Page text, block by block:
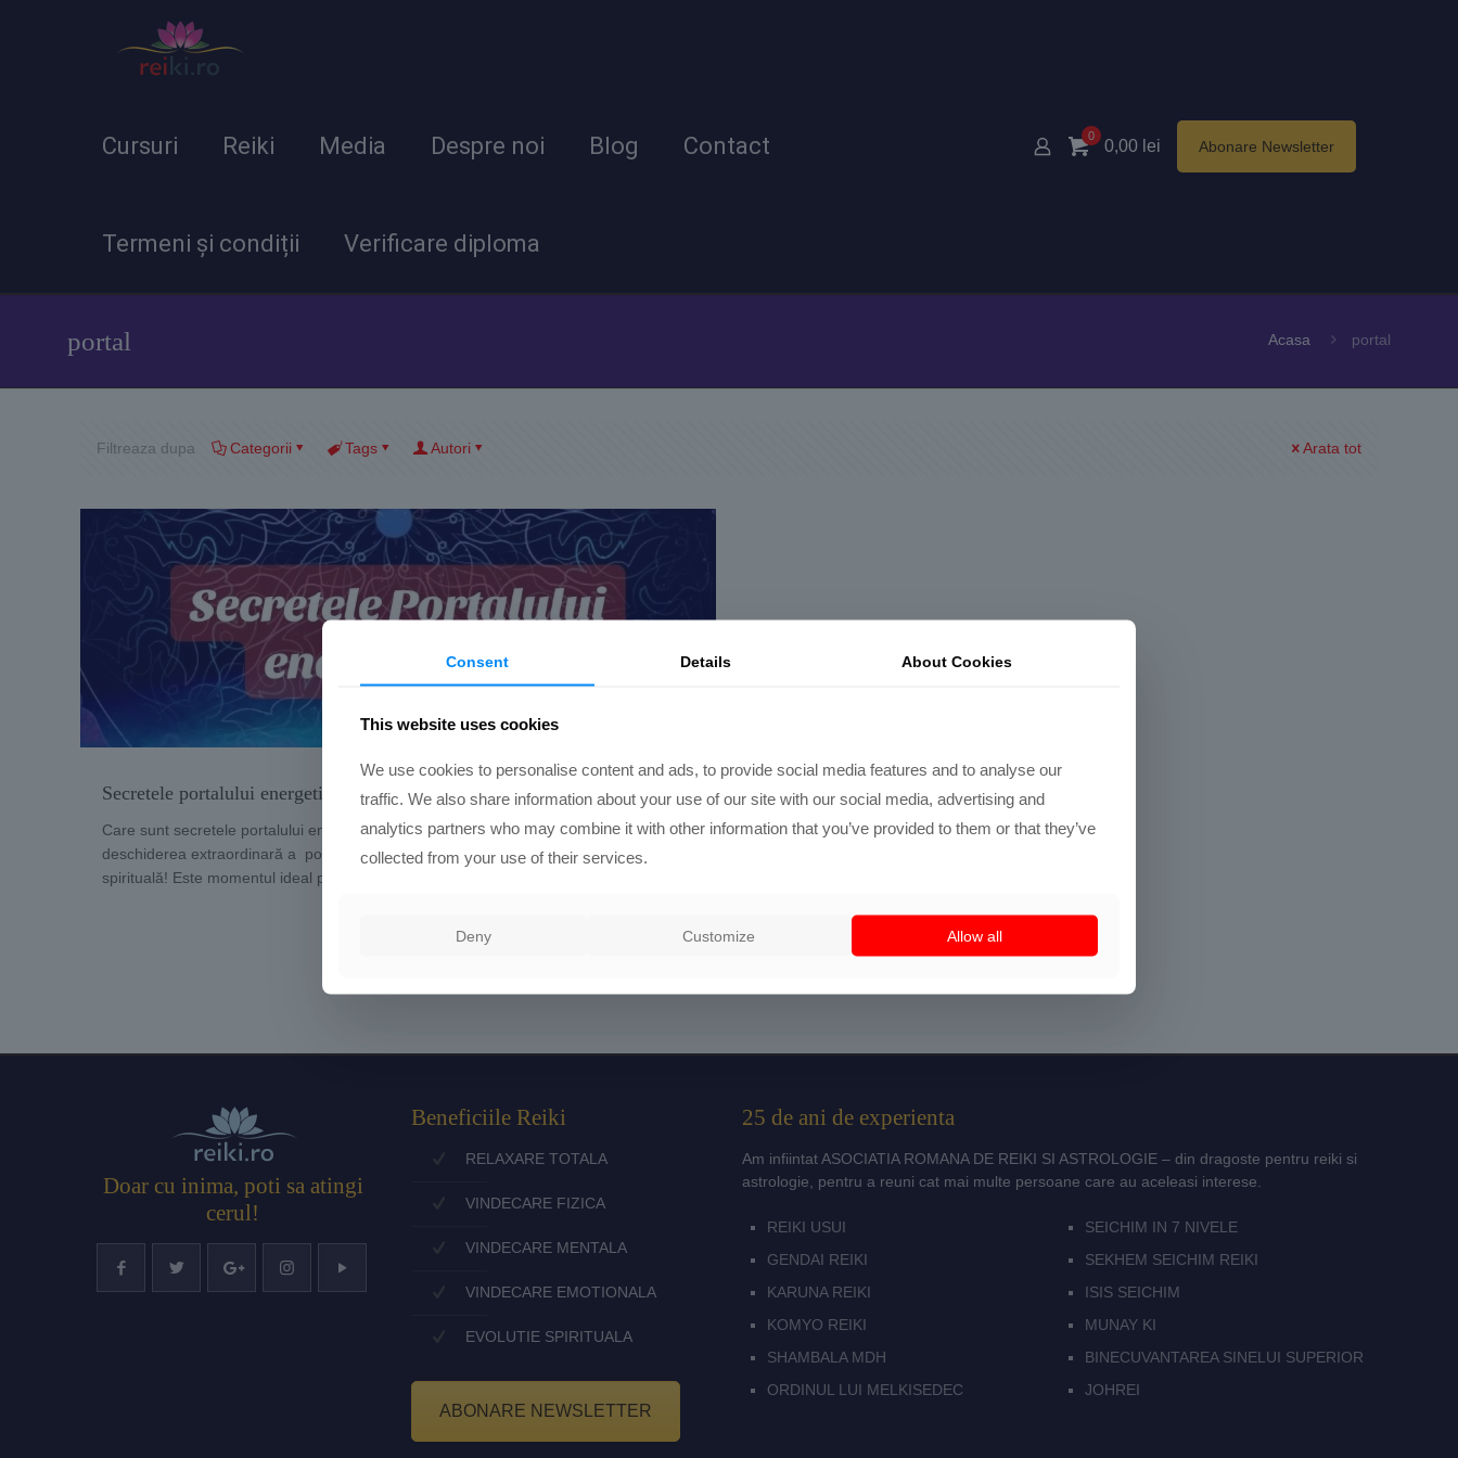
Cursuri Reiki Media Despre noi Blog Contact
Termeni și condiții Verificare diploma
0
0,00 lei Abonare Newsletter
portal Acasa portal
Filtreaza dupa Categorii Tags Autori Arata tot
Secretele portalului energetic 11:11
Care sunt secretele portalului energetic 11:11? În această zi magică, poți experimenta
deschiderea extraordinară a portalui energetic 11:11 , care să lumineze călătoria ta
spirituală! Este momentul ideal pentru a te conecta la energiile cosmice și
Continuare
Doar cu inima, poti sa atingi
cerul!
Beneficiile Reiki
RELAXARE TOTALA
VINDECARE FIZICA
VINDECARE MENTALA
VINDECARE EMOTIONALA
EVOLUTIE SPIRITUALA
ABONARE NEWSLETTER
25 de ani de experienta
Am infiintat ASOCIATIA ROMANA DE REIKI SI ASTROLOGIE – din dragoste pentru reiki si
astrologie, pentru a reuni cat mai multe persoane care au aceleasi interese.
REIKI USUI
GENDAI REIKI
KARUNA REIKI
KOMYO REIKI
SHAMBALA MDH
ORDINUL LUI MELKISEDEC
SEICHIM IN 7 NIVELE
SEKHEM SEICHIM REIKI
ISIS SEICHIM
MUNAY KI
BINECUVANTAREA SINELUI SUPERIOR
JOHREI
Consent Details AboutCookies
This website uses cookies
We use cookies to personalise content and ads, to provide social media features and to analyse our
traffic. We also share information about your use of our site with our social media, advertising and
analytics partners who may combine it with other information that you’ve provided to them or that they’ve
collected from your use of their services.
Deny Customize Allow all